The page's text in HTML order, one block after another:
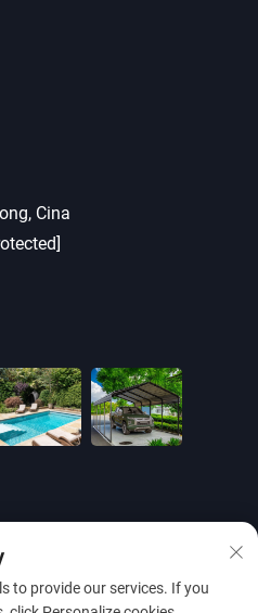
Cina
to provide our services. If you